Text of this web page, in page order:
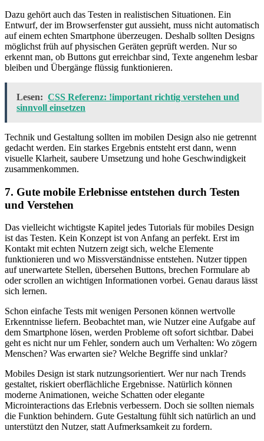
Dazu gehört auch das Testen in realistischen Situationen. Ein
Entwurf, der im Browserfenster gut aussieht, muss nicht automatisch
auf einem echten Smartphone überzeugen. Deshalb sollten Designs
möglichst früh auf physischen Geräten geprüft werden. Nur so
erkennt man, ob Buttons gut erreichbar sind, Texte angenehm lesbar
bleiben und Übergänge flüssig funktionieren.
Lesen: CSS Referenz: !important richtig verstehen und
sinnvoll einsetzen
Technik und Gestaltung sollten im mobilen Design also nie getrennt
gedacht werden. Ein starkes Ergebnis entsteht erst dann, wenn
visuelle Klarheit, saubere Umsetzung und hohe Geschwindigkeit
zusammenkommen.
7. Gute mobile Erlebnisse entstehen durch Testen
und Verstehen
Das vielleicht wichtigste Kapitel jedes Tutorials für mobiles Design
ist das Testen. Kein Konzept ist von Anfang an perfekt. Erst im
Kontakt mit echten Nutzern zeigt sich, welche Elemente
funktionieren und wo Missverständnisse entstehen. Nutzer tippen
auf unerwartete Stellen, übersehen Buttons, brechen Formulare ab
oder scrollen an wichtigen Informationen vorbei. Genau daraus lässt
sich lernen.
Schon einfache Tests mit wenigen Personen können wertvolle
Erkenntnisse liefern. Beobachtet man, wie Nutzer eine Aufgabe auf
dem Smartphone lösen, werden Probleme oft sofort sichtbar. Dabei
geht es nicht nur um Fehler, sondern auch um Verhalten: Wo zögern
Menschen? Was erwarten sie? Welche Begriffe sind unklar?
Mobiles Design ist stark nutzungsorientiert. Wer nur nach Trends
gestaltet, riskiert oberflächliche Ergebnisse. Natürlich können
moderne Animationen, weiche Schatten oder elegante
Microinteractions das Erlebnis verbessern. Doch sie sollten niemals
die Funktion behindern. Gute Gestaltung fühlt sich natürlich an und
unterstützt den Nutzer, statt Aufmerksamkeit zu fordern.